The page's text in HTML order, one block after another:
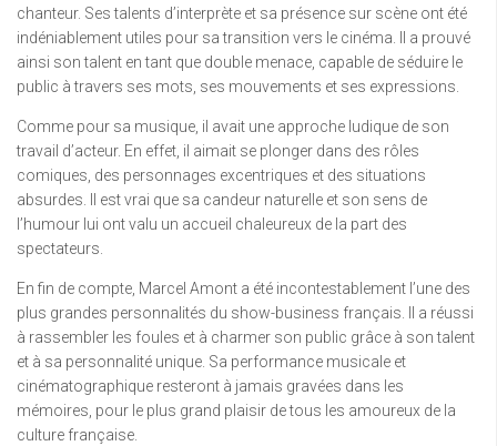
chanteur. Ses talents d’interprète et sa présence sur scène ont été
indéniablement utiles pour sa transition vers le cinéma. Il a prouvé
ainsi son talent en tant que double menace, capable de séduire le
public à travers ses mots, ses mouvements et ses expressions.
Comme pour sa musique, il avait une approche ludique de son
travail d’acteur. En effet, il aimait se plonger dans des rôles
comiques, des personnages excentriques et des situations
absurdes. Il est vrai que sa candeur naturelle et son sens de
l’humour lui ont valu un accueil chaleureux de la part des
spectateurs.
En fin de compte, Marcel Amont a été incontestablement l’une des
plus grandes personnalités du show-business français. Il a réussi
à rassembler les foules et à charmer son public grâce à son talent
et à sa personnalité unique. Sa performance musicale et
cinématographique resteront à jamais gravées dans les
mémoires, pour le plus grand plaisir de tous les amoureux de la
culture française.